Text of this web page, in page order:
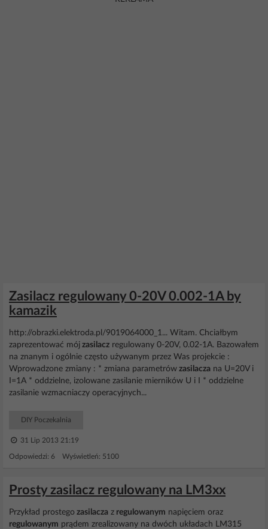
Zasilacz regulowany 0-20V 0.002-1A by
kamazik
http://obrazki.elektroda.pl/9019064000_1... Witam. Chciałbym
zaprezentować mój zasilacz regulowany 0-20V, 0.02-1A. Bazowałem
na znanym i ogólnie często używanym przez Was projekcie :
Wprowadzone zmiany : * zmiana parametrów zasilacza na U=20V i
I=1A * oddzielne, izolowane zasilanie mierników U i I * oddzielne
zasilanie wzmacniaczy operacyjnych...
DIY Poczekalnia
31 Lip 2013 21:19
Odpowiedzi: 6 Wyświetleń: 5100
Prosty zasilacz regulowany na LM3xx
Przykład prostego zasilacza z regulowanym napięciem oraz
regulowanym prądem zrealizowany na dwóch układach LM315